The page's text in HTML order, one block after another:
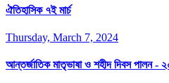
ঐতিহাসিক ৭ই মার্চ
Thursday, March 7, 2024
আন্তর্জাতিক মাতৃভাষা ও শহীদ দিবস পালন -